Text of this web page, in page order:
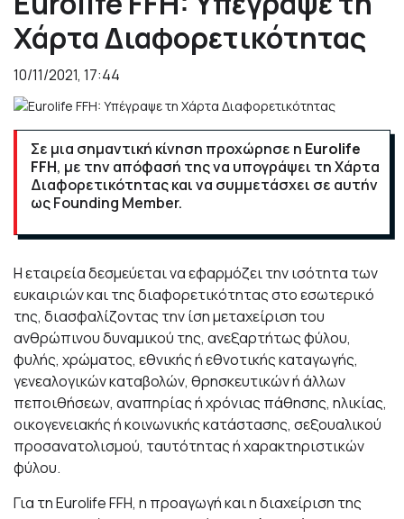
Χάρτα Διαφορετικότητας
10/11/2021, 17:44
Σε μια σημαντική κίνηση προχώρησε η Eurolife
FFH, με την απόφασή της να υπογράψει τη Χάρτα
Διαφορετικότητας και να συμμετάσχει σε αυτήν
ως Founding Member.
Η εταιρεία δεσμεύεται να εφαρμόζει την ισότητα των
ευκαιριών και της διαφορετικότητας στο εσωτερικό
της, διασφαλίζοντας την ίση μεταχείριση του
ανθρώπινου δυναμικού της, ανεξαρτήτως φύλου,
φυλής, χρώματος, εθνικής ή εθνοτικής καταγωγής,
γενεαλογικών καταβολών, θρησκευτικών ή άλλων
πεποιθήσεων, αναπηρίας ή χρόνιας πάθησης, ηλικίας,
οικογενειακής ή κοινωνικής κατάστασης, σεξουαλικού
προσανατολισμού, ταυτότητας ή χαρακτηριστικών
φύλου.
Για τη Eurolife FFH, η προαγωγή και η διαχείριση της